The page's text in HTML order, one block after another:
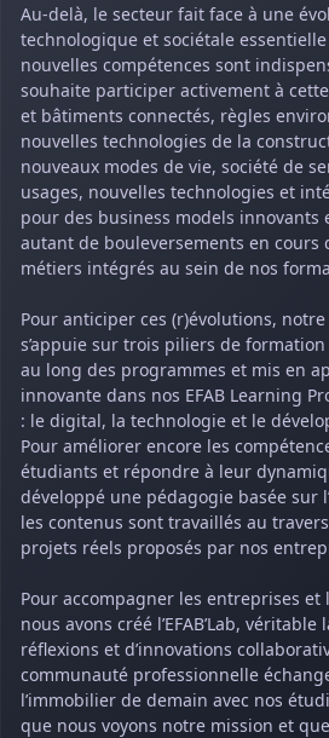
Au-delà, le secteur fait face à une
technologique et sociétale
nouvelles compétences sont
souhaite participer activement à
et bâtiments connectés, règles
nouvelles technologies de la
nouveaux modes de vie, société de
usages, nouvelles technologies et
pour des business models
autant de bouleversements en cours
métiers intégrés au sein de nos
Pour anticiper ces (r)évolutions,
s’appuie sur trois piliers de
au long des programmes et mis en
innovante dans nos EFAB Learning
: le digital, la technologie et le
Pour améliorer encore les
étudiants et répondre à leur
développé une pédagogie basée sur
les contenus sont travaillés au
projets réels proposés par nos
Pour accompagner les entreprises et
nous avons créé l’EFAB’Lab,
réflexions et d’innovations
communauté professionnelle
l’immobilier de demain avec nos
que nous voyons notre mission et que